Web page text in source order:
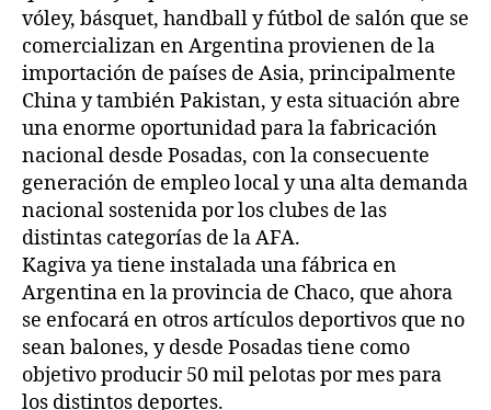
vóley, básquet, handball y fútbol de salón que se
comercializan en Argentina provienen de la
importación de países de Asia, principalmente
China y también Pakistan, y esta situación abre
una enorme oportunidad para la fabricación
nacional desde Posadas, con la consecuente
generación de empleo local y una alta demanda
nacional sostenida por los clubes de las
distintas categorías de la AFA.
Kagiva ya tiene instalada una fábrica en
Argentina en la provincia de Chaco, que ahora
se enfocará en otros artículos deportivos que no
sean balones, y desde Posadas tiene como
objetivo producir 50 mil pelotas por mes para
los distintos deportes.